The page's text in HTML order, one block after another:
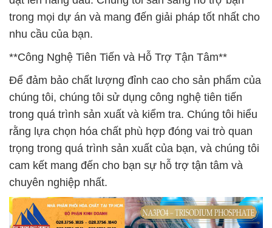
trong mọi dự án và mang đến giải pháp tốt nhất cho
nhu cầu của bạn.
**Công Nghệ Tiên Tiến và Hỗ Trợ Tận Tâm**
Để đảm bảo chất lượng đỉnh cao cho sản phẩm của
chúng tôi, chúng tôi sử dụng công nghệ tiên tiến
trong quá trình sản xuất và kiểm tra. Chúng tôi hiểu
rằng lựa chọn hóa chất phù hợp đóng vai trò quan
trọng trong quá trình sản xuất của bạn, và chúng tôi
cam kết mang đến cho bạn sự hỗ trợ tận tâm và
chuyên nghiệp nhất.